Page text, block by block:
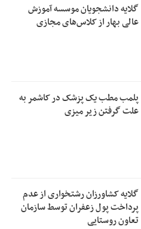
گلایه دانشجویان موسسه آموزش
عالی بهار از کلاس‌های مجازی
پلمب مطب یک پزشک در کاشمر به
علت گرفتن زیر میزی
گلایه کشاورزان رشتخواری از عدم
پرداخت پول زعفران توسط سازمان
تعاون روستایی